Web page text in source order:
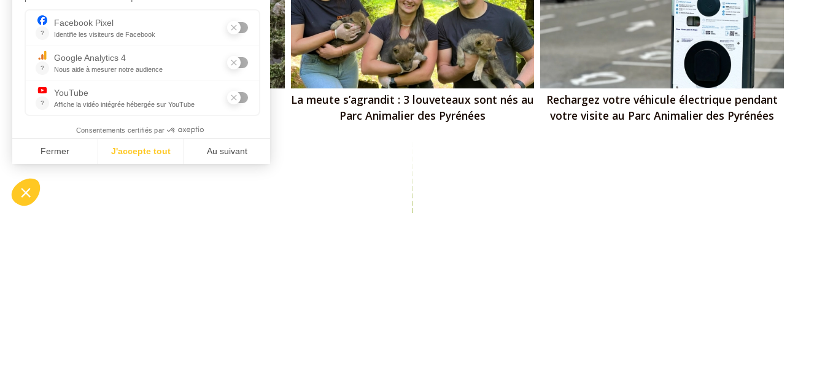
Rencontre avec les marmottes !
La meute s’agrandit : 3 louveteaux sont nés au
Parc Animalier des Pyrénées
Rechargez votre véhicule électrique pendant
votre visite au Parc Animalier des Pyrénées